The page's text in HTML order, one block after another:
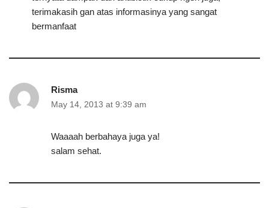
terimakasih gan atas informasinya yang sangat
bermanfaat
Risma
May 14, 2013 at 9:39 am
Waaaah berbahaya juga ya!
salam sehat.